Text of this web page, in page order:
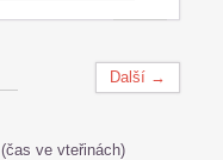
Další →
(čas ve vteřinách)